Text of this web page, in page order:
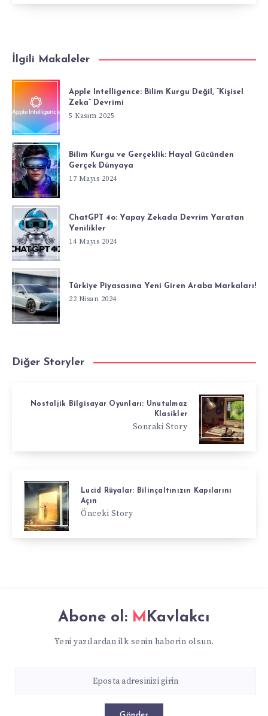
İlgili Makaleler
Apple Intelligence: Bilim Kurgu Değil, “Kişisel
Zeka” Devrimi
5 Kasım 2025
Bilim Kurgu ve Gerçeklik: Hayal Gücünden
Gerçek Dünyaya
17 Mayıs 2024
ChatGPT 4o: Yapay Zekada Devrim Yaratan
Yenilikler
14 Mayıs 2024
Türkiye Piyasasına Yeni Giren Araba Markaları!
22 Nisan 2024
Diğer Storyler
Nostaljik Bilgisayar Oyunları: Unutulmaz
Klasikler
Sonraki Story
Lucid Rüyalar: Bilinçaltınızın Kapılarını
Açın
Önceki Story
Abone ol: MKavlakcı
Yeni yazılardan ilk senin haberin olsun.